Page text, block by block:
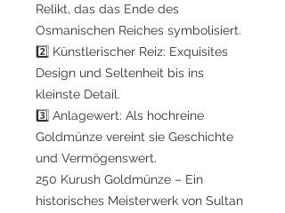
Relikt, das das Ende des
Osmanischen Reiches symbolisiert.
2️⃣ Künstlerischer Reiz: Exquisites
Design und Seltenheit bis ins
kleinste Detail.
3️⃣ Anlagewert: Als hochreine
Goldmünze vereint sie Geschichte
und Vermögenswert.
250 Kurush Goldmünze – Ein
historisches Meisterwerk von Sultan